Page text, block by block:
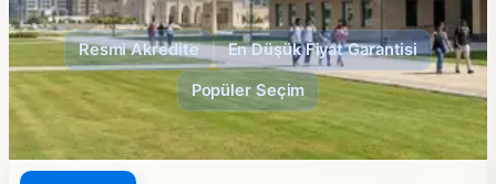
Resmi Akredite En Düşük Fiyat Garantisi
Popüler Seçim